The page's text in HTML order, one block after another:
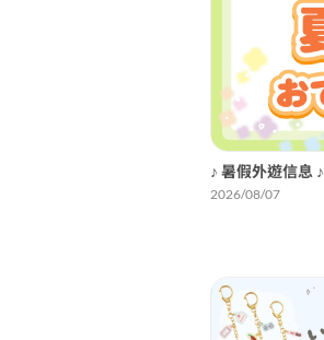
♪ 暑假外遊信息 ♪
2026/08/07